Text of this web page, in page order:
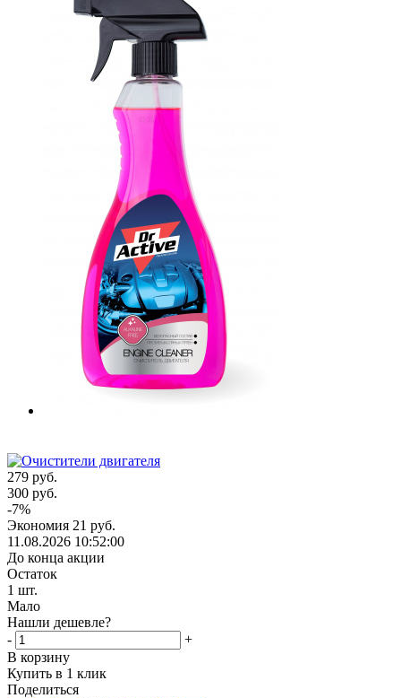
279 руб.
300 руб.
-7%
Экономия 21 руб.
11.08.2026 10:52:00
До конца акции
Остаток
1 шт.
Мало
Нашли дешевле?
-
+
В корзину
Купить в 1 клик
Поделиться